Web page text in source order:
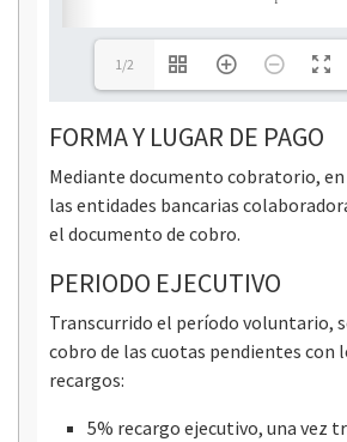
1/2
FORMA Y LUGAR DE PAGO
Mediante documento cobratorio, en
las entidades bancarias
el documento de cobro.
PERIODO EJECUTIVO
Transcurrido el período voluntario,
cobro de las cuotas pendientes con
recargos:
5% recargo ejecutivo, una vez